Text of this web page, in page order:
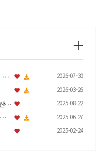
하이플럭스, 소재·부품·장비 전문기업 인증 취득 2026-07-30
2026-03-26
하이플럭스, 벡스코 국제환경에너지 산업전 참가 2025-08-22
하이플럭스, 글로벌 강소기업 1000+ 유망기업 지정 2025-06-27
2025-02-24